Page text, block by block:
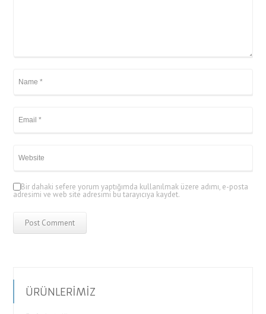
Bir dahaki sefere yorum yaptığımda kullanılmak üzere adımı, e-posta
adresimi ve web site adresimi bu tarayıcıya kaydet.
ÜRÜNLERİMİZ